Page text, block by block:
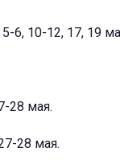
5-6, 10-12, 17, 19
28 мая.
28 мая.